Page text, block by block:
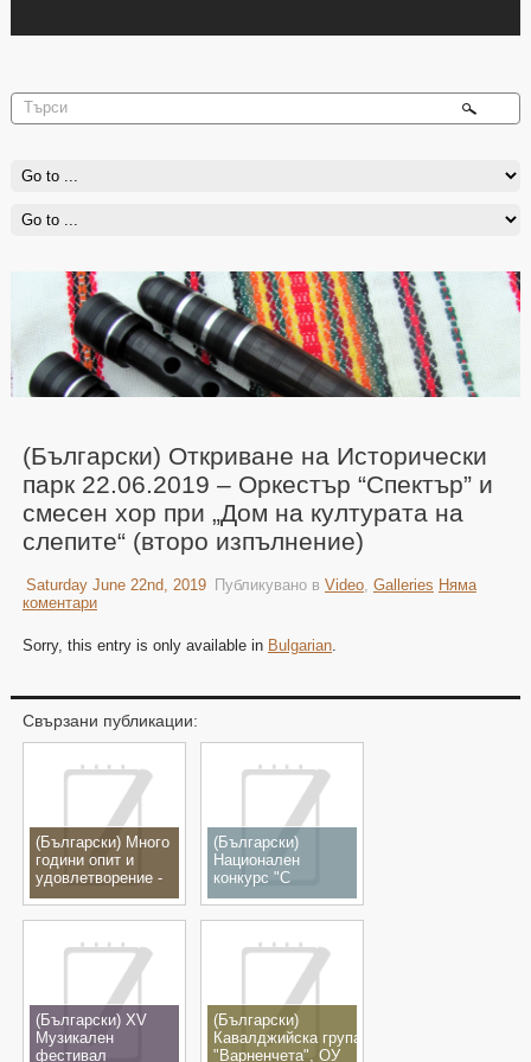
(Български) Откриване на Исторически
парк 22.06.2019 – Оркестър “Спектър” и
смесен хор при „Дом на културата на
слепите“ (второ изпълнение)
Saturday June 22nd, 2019 Публикувано в Video, Galleries Няма
коментари
Sorry, this entry is only available in Bulgarian.
Свързани публикации:
(Български) Много
години опит и
удовлетворение -
снимки
(Български)
Национален
конкурс "С
музиката на Никола
23.11.2019
(Български) XV
Музикален
фестивал
(Български)
Кавалджийска група
"Варненчета", ОУ